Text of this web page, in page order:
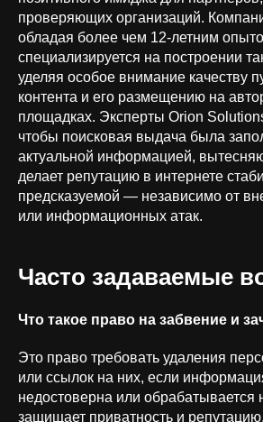
проверяющих организаций.
обладая более чем 12-летним
специализируется на построении
уделяя особое внимание качеству
контента и его размещению на
площадках. Эксперты Orion
чтобы поисковая выдача была
актуальной информацией,
делает репутацию в интернете
предсказуемой — независимо от
или информационных атак.
Часто задаваемые
Что такое право на забвение и
Это право требовать удаления
или ссылок на них, если
недостоверна или обрабатывается
защищает приватность и